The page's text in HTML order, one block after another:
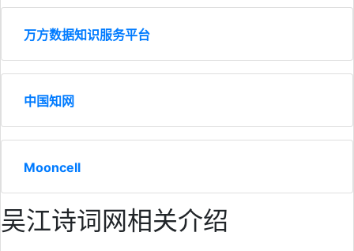
万方数据知识服务平台
中国知网
Mooncell
吴江诗词网相关介绍